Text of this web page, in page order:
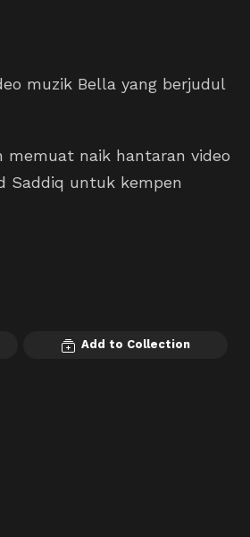
muzik Bella yang berjudul
naik hantaran video
Saddiq untuk kempen
Add to Collection